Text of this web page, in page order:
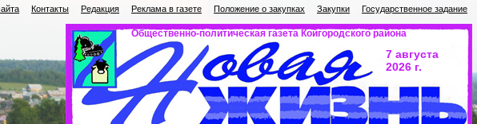
Контакты Редакция Реклама в газете Положение о закупках Закупки Государственное задание
Общественно-политическая газета Койгородского района
7 августа
2026 г.